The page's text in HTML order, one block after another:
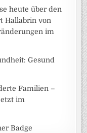
heute über den
Hallabrin von
im
Gesund
Familien –
im
Badge